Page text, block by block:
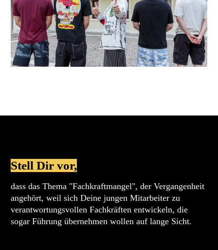
Stell Dir vor,
dass das Thema "Fachkraftmangel", der Vergangenheit
angehört, weil sich Deine jungen Mitarbeiter zu
verantwortungsvollen Fachkräften entwickeln, die
sogar Führung übernehmen wollen auf lange Sicht.